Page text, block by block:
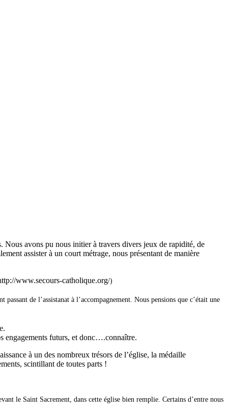
Nous avons pu nous initier à travers divers jeux de rapidité, de
assister à un court métrage, nous présentant de manière
www.secours-catholique.org/)
passant de l’assistanat à l’accompagnement. Nous pensions que c’était une
engagements futurs, et donc….connaître.
à un des nombreux trésors de l’église, la médaille
scintillant de toutes parts !
le Saint Sacrement, dans cette église bien remplie. Certains d’entre nous